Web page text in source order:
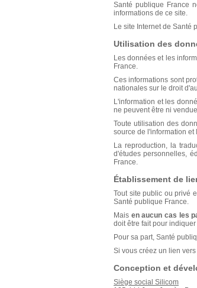
Santé publique France
informations de ce site.
Le site Internet de Santé
Utilisation des
Les données et les
France.
Ces informations sont
nationales sur le droit
L'information et les
ne peuvent être ni
Toute utilisation des
source de l'information
La reproduction, la
d'études personnelles,
France.
Établissement de
Tout site public ou privé
Santé publique France.
Mais en aucun cas les
doit être fait pour
Pour sa part, Santé
Si vous créez un lien
Conception et
Siège social Silicom